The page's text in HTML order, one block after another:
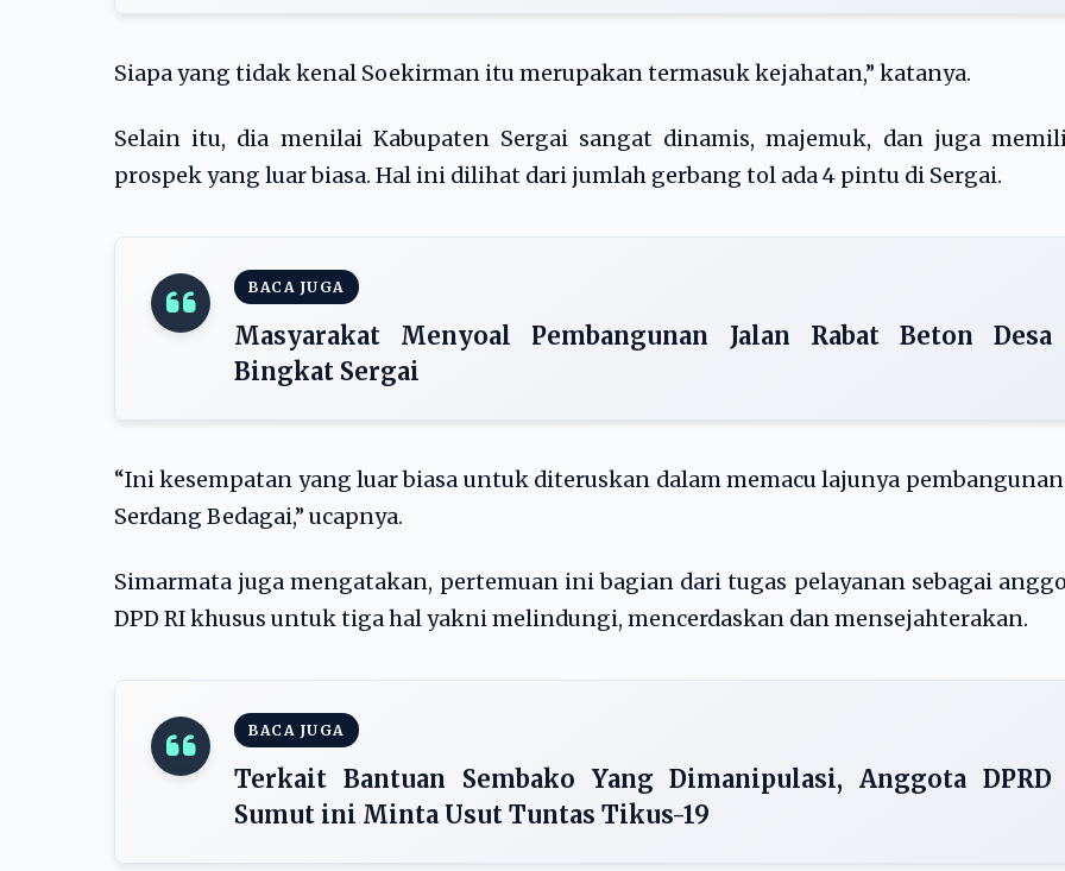
Siapa yang tidak kenal Soekirman itu merupakan termasuk kejahatan,” katanya.
Selain itu, dia menilai Kabupaten Sergai sangat dinamis, majemuk, dan juga
prospek yang luar biasa. Hal ini dilihat dari jumlah gerbang tol ada 4 pintu di Sergai.
BACA JUGA
Masyarakat Menyoal Pembangunan Jalan Rabat Beton Desa
Bingkat Sergai
“Ini kesempatan yang luar biasa untuk diteruskan dalam memacu lajunya
Serdang Bedagai,” ucapnya.
Simarmata juga mengatakan, pertemuan ini bagian dari tugas pelayanan sebagai
DPD RI khusus untuk tiga hal yakni melindungi, mencerdaskan dan mensejahterakan.
BACA JUGA
Terkait Bantuan Sembako Yang Dimanipulasi, Anggota DPRD
Sumut ini Minta Usut Tuntas Tikus-19